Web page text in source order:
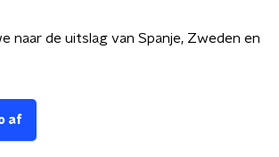
naar de uitslag van Spanje, Zweden en
af